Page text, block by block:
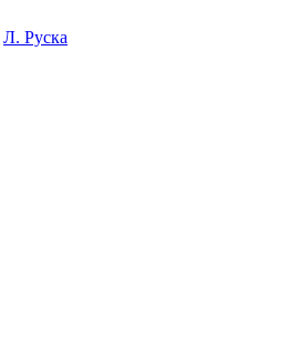
Л. Руска